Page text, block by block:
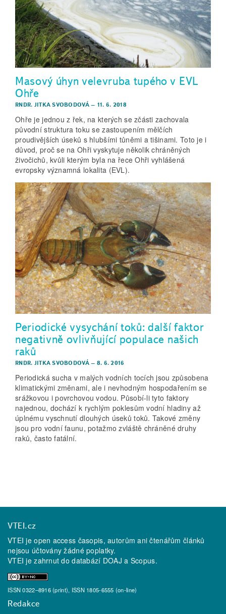
Masový úhyn velevruba tupého v EVL
Ohře
RNDR. JITKA SVOBODOVÁ– 11. 6. 2018
Ohře je jednou z řek, na kterých se zčásti zachovala
původní struktura toku se zastoupením mělčích
proudivějších úseků s hlubšími tůněmi a tišinami. Toto je i
důvod, proč se na Ohři vyskytuje několik chráněných
živočichů, kvůli kterým byla na řece Ohři vyhlášená
evropsky významná lokalita (EVL).
Periodické vysychání toků: další faktor
negativně ovlivňující populace našich
raků
RNDR. JITKA SVOBODOVÁ– 8. 6. 2016
Periodická sucha v malých vodních tocích jsou způsobena
klimatickými změnami, ale i nevhodným hospodařením se
srážkovou i povrchovou vodou. Působí­­­‑li tyto faktory
najednou, dochází k rychlým poklesům vodní hladiny až
úplnému vyschnutí dlouhých úseků toků. Takové změny
jsou pro vodní faunu, potažmo zvláště chráněné druhy
raků, často fatální.
VTEI.cz
VTEI je open access časopis, autorům ani čtenářům článků
nejsou účtovány žádné poplatky.
VTEI je zahrnut do databází DOAJ a Scopus.
ISSN 0322–8916 (print), ISSN 1805-6555 (on-line)
Redakce